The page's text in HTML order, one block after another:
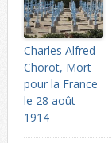
Charles Alfred
Chorot, Mort
pour la France
le 28 août
1914